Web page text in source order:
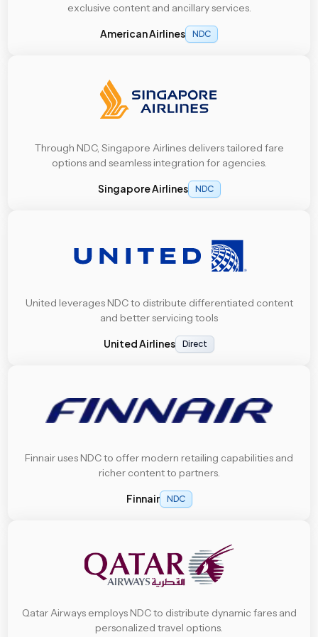
exclusive content and ancillary services.
American Airlines NDC
Through NDC, Singapore Airlines delivers tailored fare
options and seamless integration for agencies.
Singapore Airlines NDC
United leverages NDC to distribute differentiated content
and better servicing tools
United Airlines Direct
Finnair uses NDC to offer modern retailing capabilities and
richer content to partners.
Finnair NDC
Qatar Airways employs NDC to distribute dynamic fares and
personalized travel options.